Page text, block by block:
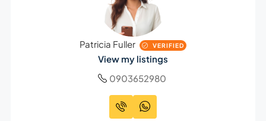
Patricia Fuller VERIFIED
View my listings
0903652980